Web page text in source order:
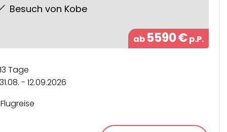
Besuch von Kobe
ab 5590€p.P.
Tage
31.08. - 12.09.2026